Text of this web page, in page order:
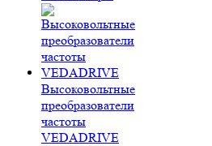
Высоковольтные
преобразователи
частоты
VEDADRIVE